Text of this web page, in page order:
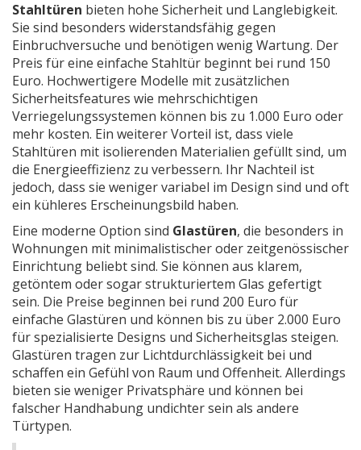
Stahltüren bieten hohe Sicherheit und Langlebigkeit.
Sie sind besonders widerstandsfähig gegen
Einbruchversuche und benötigen wenig Wartung. Der
Preis für eine einfache Stahltür beginnt bei rund 150
Euro. Hochwertigere Modelle mit zusätzlichen
Sicherheitsfeatures wie mehrschichtigen
Verriegelungssystemen können bis zu 1.000 Euro oder
mehr kosten. Ein weiterer Vorteil ist, dass viele
Stahltüren mit isolierenden Materialien gefüllt sind, um
die Energieeffizienz zu verbessern. Ihr Nachteil ist
jedoch, dass sie weniger variabel im Design sind und oft
ein kühleres Erscheinungsbild haben.
Eine moderne Option sind Glastüren, die besonders in
Wohnungen mit minimalistischer oder zeitgenössischer
Einrichtung beliebt sind. Sie können aus klarem,
getöntem oder sogar strukturiertem Glas gefertigt
sein. Die Preise beginnen bei rund 200 Euro für
einfache Glastüren und können bis zu über 2.000 Euro
für spezialisierte Designs und Sicherheitsglas steigen.
Glastüren tragen zur Lichtdurchlässigkeit bei und
schaffen ein Gefühl von Raum und Offenheit. Allerdings
bieten sie weniger Privatsphäre und können bei
falscher Handhabung undichter sein als andere
Türtypen.